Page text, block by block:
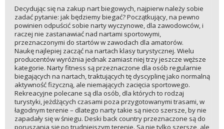
Decydując się na zakup nart biegowych, najpierw należy sobie
zadać pytanie: jak będziemy biegać? Początkujący, na pewno
powinien odpuścić sobie narty wyczynowe, dla zawodowców, i
raczej nie zastanawiać nad nartami sportowymi,
przeznaczonymi do startów w zawodach dla amatorów.
Naukę najlepiej zacząć na nartach klasy turystycznej. Wielu
producentów wyróżnia jednak zamiast niej trzy jeszcze węższe
kategorie. Narty fitness są przeznaczone dla osób regularnie
biegających na nartach, traktujących tę dyscyplinę jako normalną
aktywność fizyczną, ale niemających zacięcia sportowego.
Rekreacyjne polecane są dla osób, dla których to rodzaj
turystyki, jeżdżących czasami poza przygotowanymi trasami, w
łagodnym terenie – dlatego narty takie są nieco szersze, by nie
zapadały się w śniegu. Deski back country przeznaczone są do
poruszania się po trudniejszym terenie. Są nie tylko szersze, ale